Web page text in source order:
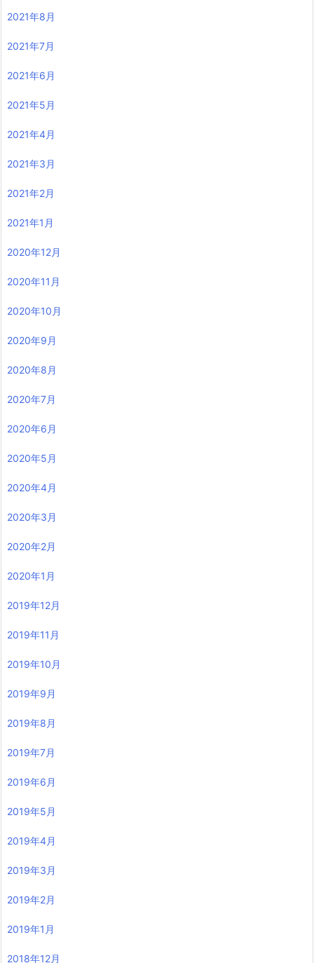
2021年8月
2021年7月
2021年6月
2021年5月
2021年4月
2021年3月
2021年2月
2021年1月
2020年12月
2020年11月
2020年10月
2020年9月
2020年8月
2020年7月
2020年6月
2020年5月
2020年4月
2020年3月
2020年2月
2020年1月
2019年12月
2019年11月
2019年10月
2019年9月
2019年8月
2019年7月
2019年6月
2019年5月
2019年4月
2019年3月
2019年2月
2019年1月
2018年12月